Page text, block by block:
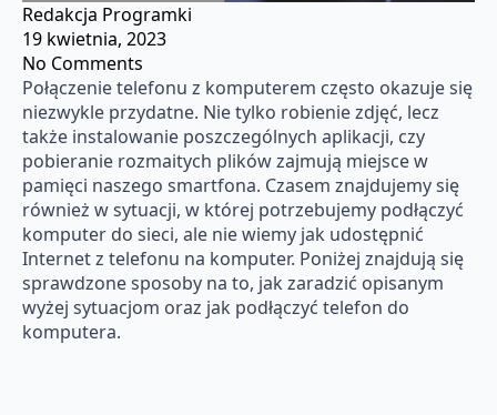
Redakcja Programki
19 kwietnia, 2023
No Comments
Połączenie telefonu z komputerem często okazuje się
niezwykle przydatne. Nie tylko robienie zdjęć, lecz
także instalowanie poszczególnych aplikacji, czy
pobieranie rozmaitych plików zajmują miejsce w
pamięci naszego smartfona. Czasem znajdujemy się
również w sytuacji, w której potrzebujemy podłączyć
komputer do sieci, ale nie wiemy jak udostępnić
Internet z telefonu na komputer. Poniżej znajdują się
sprawdzone sposoby na to, jak zaradzić opisanym
wyżej sytuacjom oraz jak podłączyć telefon do
komputera.